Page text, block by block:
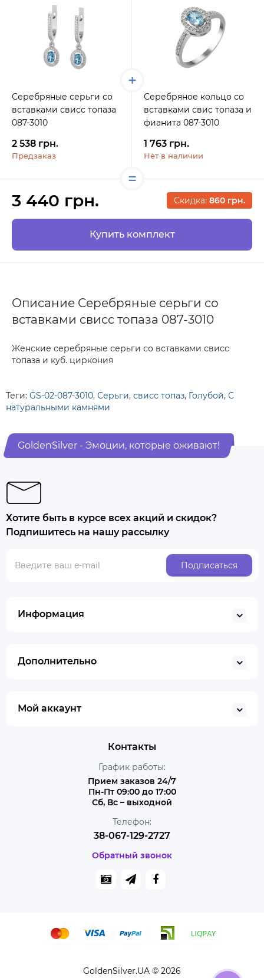
Серебряные серьги со
вставками свисс топаза
087-3010
2 538 грн.
Предзаказ
Серебряное кольцо со
вставками свис топаза и
фианита 087-3010
1 763 грн.
Нет в наличии
3 440 грн. Скидка: 860 грн.
Купить комплект
Описание Серебряные серьги со
вставками свисс топаза 087-3010
Женские серебряные серьги со вставками свисс
топаза и куб. циркония
Теги: GS-02-087-3010, Серьги, свисс топаз, Голубой, С
натуральными камнями
GoldenSilver - Эмоции, которые оживают!
Хотите быть в курсе всех акций и скидок?
Подпишитесь на нашу рассылку
Подписаться
Информация
Дополнительно
Мой аккаунт
Контакты
График работы:
Прием заказов 24/7
Пн-Пт 09:00 до 17:00
Сб, Вс – выходной
Телефон:
38-067-129-2727
Обратный звонок
GoldenSilver.UA © 2026